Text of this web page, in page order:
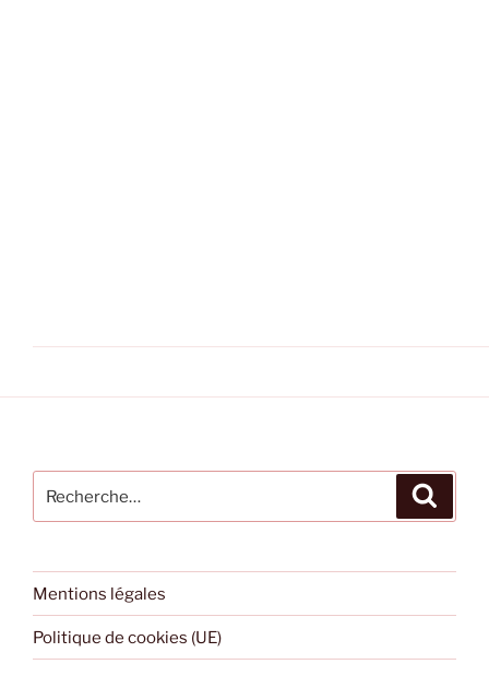
pour
Mentions légales
Politique de cookies (UE)